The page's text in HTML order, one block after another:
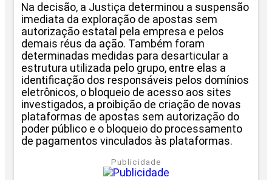
Na decisão, a Justiça determinou a suspensão
imediata da exploração de apostas sem
autorização estatal pela empresa e pelos
demais réus da ação. Também foram
determinadas medidas para desarticular a
estrutura utilizada pelo grupo, entre elas a
identificação dos responsáveis pelos domínios
eletrônicos, o bloqueio de acesso aos sites
investigados, a proibição de criação de novas
plataformas de apostas sem autorização do
poder público e o bloqueio do processamento
de pagamentos vinculados às plataformas.
Publicidade